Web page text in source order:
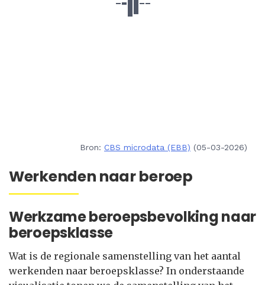
Bron: CBS microdata (EBB) (05-03-2026)
Werkenden naar beroep
Werkzame beroepsbevolking naar
beroepsklasse
Wat is de regionale samenstelling van het aantal
werkenden naar beroepsklasse? In onderstaande